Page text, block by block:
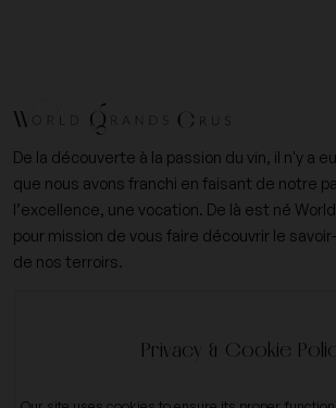
De la découverte à la passion du vin, il n'y a
que nous avons franchi en faisant de notre
l’excellence, une vocation. De là est né
pour mission de vous faire découvrir le
de nos terroirs.
contact@worldgrandscrus.com
Privacy & Cookie